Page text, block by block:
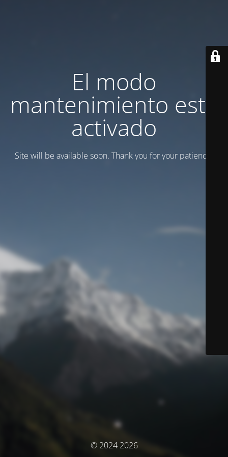
El modo
mantenimiento está
activado
Site will be available soon. Thank you for your patience!
© 2024 2026